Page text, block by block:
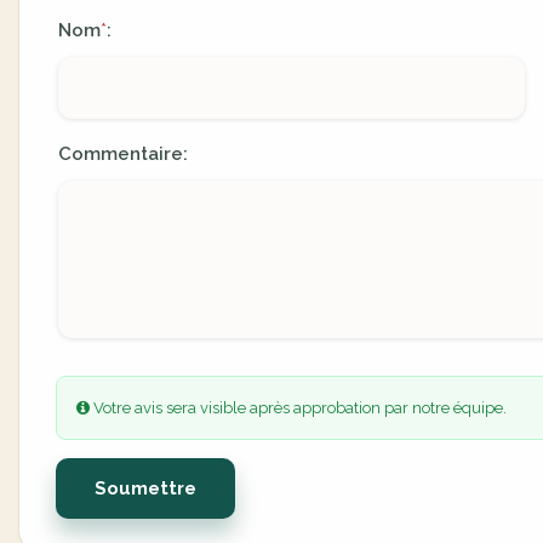
Nom*:
Commentaire:
Votre avis sera visible après approbation par notre équipe.
Soumettre